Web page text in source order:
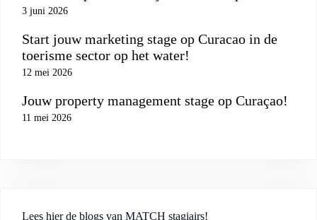
3 juni 2026
Start jouw marketing stage op Curacao in de
toerisme sector op het water!
12 mei 2026
Jouw property management stage op Curaçao!
11 mei 2026
Lees hier de blogs van MATCH stagiairs!